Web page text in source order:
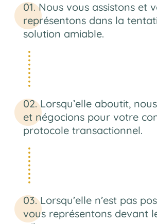
Nous vous assistons et
représentons dans la
solution amiable.
Lorsqu’elle aboutit,
et négocions pour votre
protocole transactionnel.
Lorsqu’elle n’est pas
vous représentons devant